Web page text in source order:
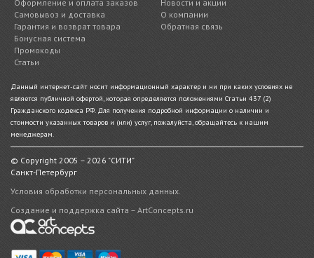
Оформление и оплата заказов
Самовывоз и доставка
Гарантия и возврат товара
Бонусная система
Промокоды
Статьи
Новости и акции
О компании
Обратная связь
Данный интернет-сайт носит информационный характер и ни при каких условиях не
является публичной офертой, которая определяется положениями Статьи 437 (2)
Гражданского кодекса РФ. Для получения подробной информации о наличии и
стоимости указанных товаров и (или) услуг, пожалуйста, обращайтесь к нашим
менеджерам.
© Copyright 2005 – 2026 "СИТИ"
Санкт-Петербург
Условия обработки персональных данных.
Создание и поддержка сайта – ArtConcepts.ru